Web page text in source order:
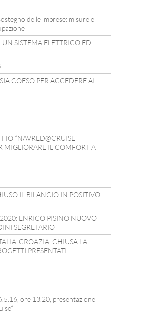
delle imprese: misure e
SISTEMA ELETTRICO ED
COESO PER ACCEDERE AI
“NAVRED@CRUISE”
MIGLIORARE IL COMFORT A
IL BILANCIO IN POSITIVO
ENRICO PISINO NUOVO
SEGRETARIO
CROAZIA: CHIUSA LA
PRESENTATI
ore 13.20, presentazione